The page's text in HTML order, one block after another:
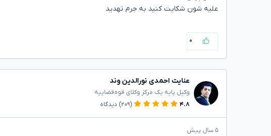
علیه شون شکایت کنید به جرم تهدید
۰
عنایت احمدی نورالدین وند
وکیل پایه یک مرکز وکلای قوه‌قضاییه
۴.۸
(۲۰۹) دیدگاه
۵ سال پیش